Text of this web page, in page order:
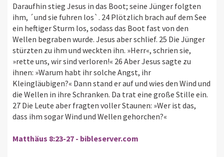
Daraufhin stieg Jesus in das Boot; seine Jünger folgten
ihm, ´und sie fuhren los`. 24 Plötzlich brach auf dem See
ein heftiger Sturm los, sodass das Boot fast von den
Wellen begraben wurde. Jesus aber schlief. 25 Die Jünger
stürzten zu ihm und weckten ihn. »Herr«, schrien sie,
»rette uns, wir sind verloren!« 26 Aber Jesus sagte zu
ihnen: »Warum habt ihr solche Angst, ihr
Kleingläubigen?« Dann stand er auf und wies den Wind und
die Wellen in ihre Schranken. Da trat eine große Stille ein.
27 Die Leute aber fragten voller Staunen: »Wer ist das,
dass ihm sogar Wind und Wellen gehorchen?«
Matthäus 8:23-27 - bibleserver.com